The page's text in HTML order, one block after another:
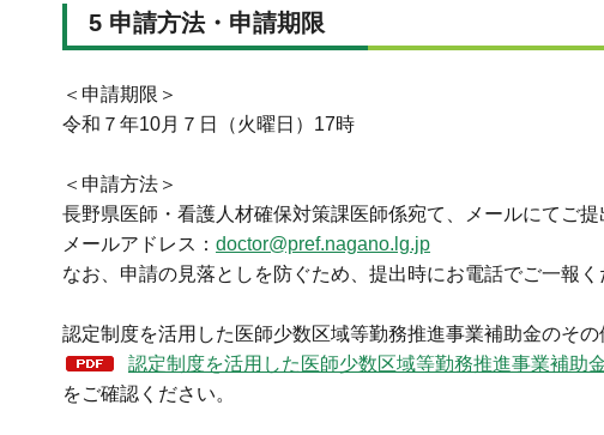
5 申請方法・申請期限
＜申請期限＞
令和７年10月７日（火曜日）17時
＜申請方法＞
長野県医師・看護人材確保対策課医師係宛て、メールにてご提
メールアドレス： doctor@pref.nagano.lg.jp
なお、申請の見落としを防ぐため、提出時にお電話でご一報く
認定制度を活用した医師少数区域等勤務推進事業補助金のそ
認定制度を活用した医師少数区域等勤務推進事業補助
をご確認ください。